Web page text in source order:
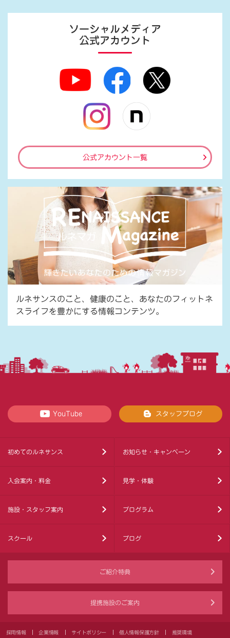
ソーシャルメディア
公式アカウント
公式アカウント一覧
ルネサンスのこと、健康のこと、あなたのフィットネ
スライフを豊かにする情報コンテンツ。
YouTube スタッフブログ
初めてのルネサンス お知らせ・キャンペーン
入会案内・料金 見学・体験
施設・スタッフ案内 プログラム
スクール ブログ
ご紹介特典
提携施設のご案内
採用情報 企業情報 サイトポリシー 個人情報保護方針 推奨環境